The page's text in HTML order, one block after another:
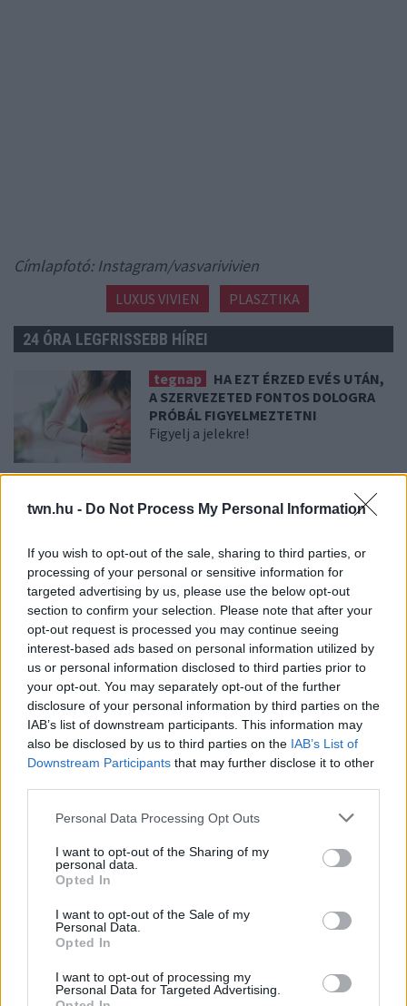
twn.hu - Do Not Process My Personal Information
If you wish to opt-out of the sale, sharing to third parties, or
processing of your personal or sensitive information for
targeted advertising by us, please use the below opt-out
section to confirm your selection. Please note that after your
opt-out request is processed you may continue seeing
interest-based ads based on personal information utilized by
us or personal information disclosed to third parties prior to
your opt-out. You may separately opt-out of the further
disclosure of your personal information by third parties on the
IAB’s list of downstream participants. This information may
also be disclosed by us to third parties on the IAB’s List of
Downstream Participants that may further disclose it to other
Please note that this website/app uses one or more Google
not limited to your visit or usage behaviour. You may click to
grant or deny consent to Google and its third-party tags to
use your data for below specified purposes in below Google
consent section.
Personal Data Processing Opt Outs
I want to opt-out of the Sharing of my
personal data.
Opted In
I want to opt-out of the Sale of my
Personal Data.
Opted In
I want to opt-out of processing my
Personal Data for Targeted Advertising.
Címlapfotó: Instagram/vasvarivivien
LUXUS VIVIEN PLASZTIKA
24 ÓRA LEGFRISSEBB HÍREI
tegnap
HA EZT ÉRZED EVÉS UTÁN,
A SZERVEZETED FONTOS DOLOGRA
PRÓBÁL FIGYELMEZTETNI
Figyelj a jelekre!
ORVOS FIGYELMEZTET: EZT
AZ APRÓ REGGELI TÜNETET NE
Fontos!
08. 05.
EZÉRT PÁRÁSODIK BE
ÁLLANDÓAN AZ ABLAK – EGYSZERŰBB
A MEGOLDÁS, MINT GONDOLNÁD
Villámgyors megoldás
08. 04.
NEM ECETTEL ÉS NEM
SZÓDABIKARBÓNÁVAL: EZZEL LESZ
ÚJRA CSILLOGÓ A VÍZKÖVES CSAP
A legjobb trükk
HA MINDIG EZT A MONDATOT HASZNÁLOD, AZ
RENDKÍVÜL MAGAS ÉRZELMI INTELLIGENCIÁRA UTALHAT
Te szoktad?
EMIATT CSÖKKENHET A HATÁSUK
Érdemes odafigyelni rá
08. 01.
EGYRE TÖBB FIATALNÁL JELENTKEZIK EZ A
VITAMINHIÁNY – ILYEN JELEKRE FIGYELJ